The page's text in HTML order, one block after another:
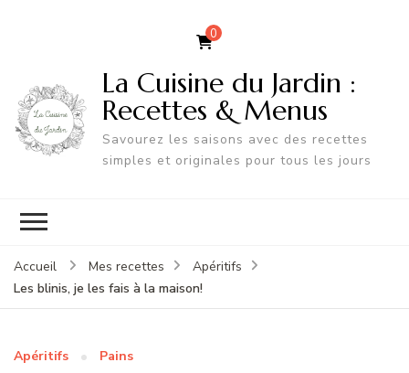
0
La Cuisine du Jardin :
Recettes & Menus
Savourez les saisons avec des recettes
simples et originales pour tous les jours
Accueil Mes recettes
Apéritifs
Les blinis, je les fais à la maison!
Apéritifs Pains